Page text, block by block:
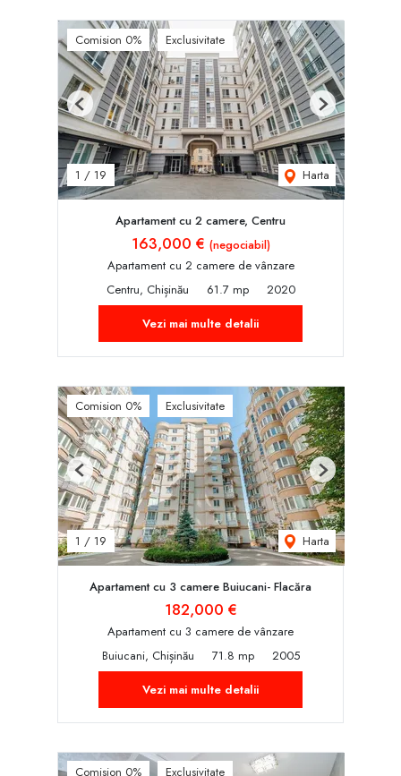
Comision 0% Exclusivitate
1 / 19 Harta
Previous Next
Apartament cu 2 camere, Centru
163,000 € (negociabil)
Apartament cu 2 camere de vânzare
Centru, Chișinău
61.7 mp
2020
Vezi mai multe detalii
Comision 0% Exclusivitate
1 / 19 Harta
Previous Next
Apartament cu 3 camere Buiucani- Flacăra
182,000 €
Apartament cu 3 camere de vânzare
Buiucani, Chișinău
71.8 mp
2005
Vezi mai multe detalii
Comision 0% Exclusivitate